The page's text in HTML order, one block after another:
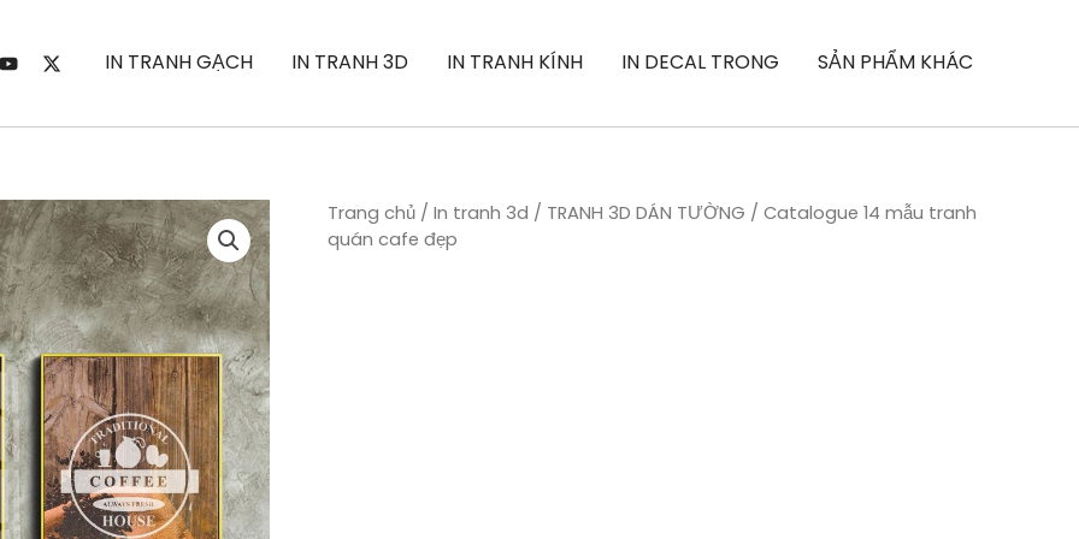
IN TRANH GẠCH IN TRANH 3D IN TRANH KÍNH IN DECAL TRONG SẢN PHẨM KHÁC
Trang chủ / In tranh 3d / TRANH 3D DÁN TƯỜNG / Catalogue 14 mẫu tranh
quán cafe đẹp